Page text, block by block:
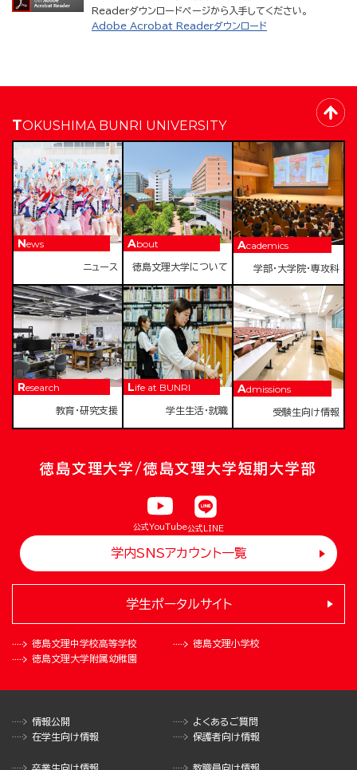
Readerダウンロードページから入手してください。
Adobe Acrobat Readerダウンロード
TOKUSHIMA BUNRI UNIVERSITY
News
ニュース
About
徳島文理大学について
Academics
学部・大学院・専攻科
Research
教育・研究支援
Life at BUNRI
学生生活・就職
Admissions
受験生向け情報
徳島文理大学/徳島文理大学短期大学部
公式YouTube公式LINE
学内SNSアカウント一覧
徳島文理中学校高等学校
徳島文理小学校
徳島文理大学附属幼稚園
学生ポータルサイト
情報公開
よくあるご質問
在学生向け情報
保護者向け情報
卒業生向け情報 教職員向け情報